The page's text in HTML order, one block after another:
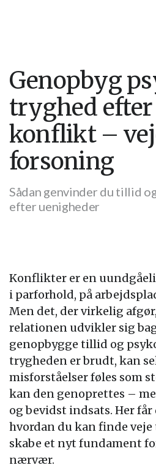
Genopbyg
tryghed efter
konflikt –
forsoning
Sådan genvinder du tillid
efter uenigheder
Konflikter er en
i parforhold, på
Men det, der virkelig
relationen udvikler sig
genopbygge tillid og
trygheden er brudt, kan
misforståelser føles som
kan den genoprettes –
og bevidst indsats. Her
hvordan du kan finde
skabe et nyt fundament
nærvær.